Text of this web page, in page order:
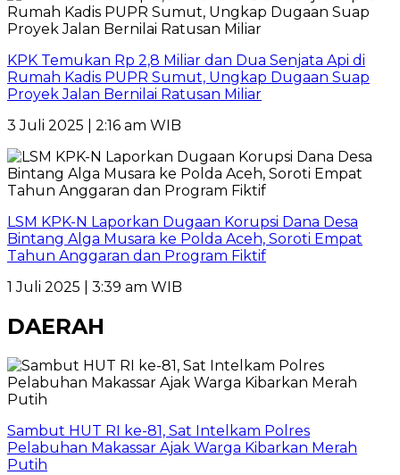
KPK Temukan Rp 2,8 Miliar dan Dua Senjata Api di
Rumah Kadis PUPR Sumut, Ungkap Dugaan Suap
Proyek Jalan Bernilai Ratusan Miliar
3 Juli 2025 | 2:16 am WIB
LSM KPK-N Laporkan Dugaan Korupsi Dana Desa
Bintang Alga Musara ke Polda Aceh, Soroti Empat
Tahun Anggaran dan Program Fiktif
1 Juli 2025 | 3:39 am WIB
DAERAH
Sambut HUT RI ke-81, Sat Intelkam Polres
Pelabuhan Makassar Ajak Warga Kibarkan Merah
Putih